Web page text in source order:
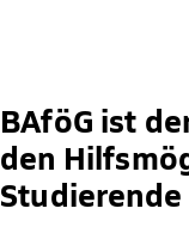
BAföG ist
den
Studierende